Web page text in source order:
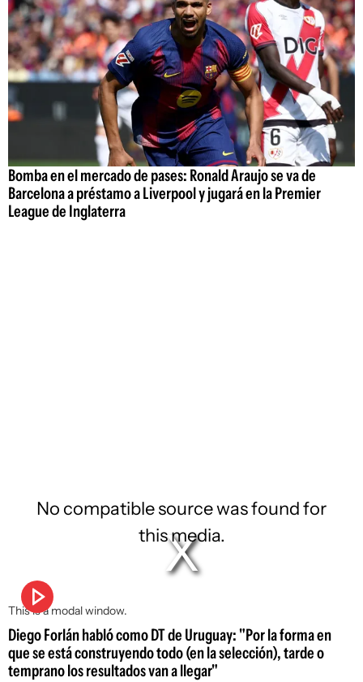
Bomba en el mercado de pases: Ronald Araujo se va de
Barcelona a préstamo a Liverpool y jugará en la Premier
League de Inglaterra
This is a modal window.
No compatible source was found for
this media.
Diego Forlán habló como DT de Uruguay: "Por la forma en
que se está construyendo todo (en la selección), tarde o
temprano los resultados van a llegar"